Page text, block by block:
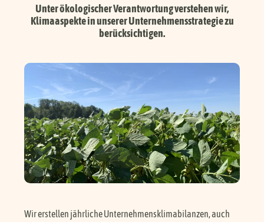
Karriere
Presse
Service
Unter ökologischer Verantwortung verstehen wir,
Klimaaspekte in unserer Unternehmensstrategie zu
berücksichtigen.
Wir erstellen jährliche Unternehmensklimabilanzen, auch